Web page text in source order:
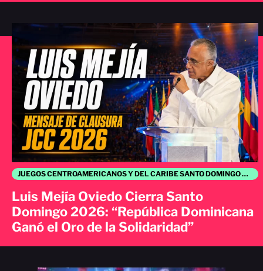
JUEGOS CENTROAMERICANOS Y DEL CARIBE SANTO DOMINGO 2026
Luis Mejía Oviedo Cierra Santo
Domingo 2026: “República Dominicana
Ganó el Oro de la Solidaridad”